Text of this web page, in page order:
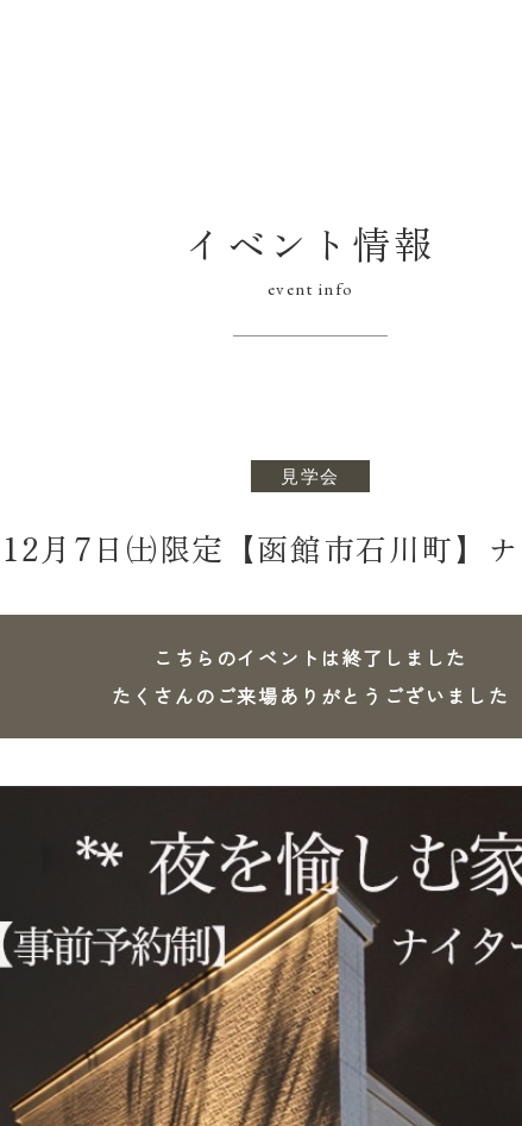
イベント情報
event info
見学会
月7日㈯限定【函館市石川町】
こちらのイベントは終了しました
たくさんのご来場ありがとうございました